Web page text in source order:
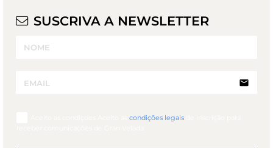
SUSCRIVA A NEWSLETTER
email
condições legais